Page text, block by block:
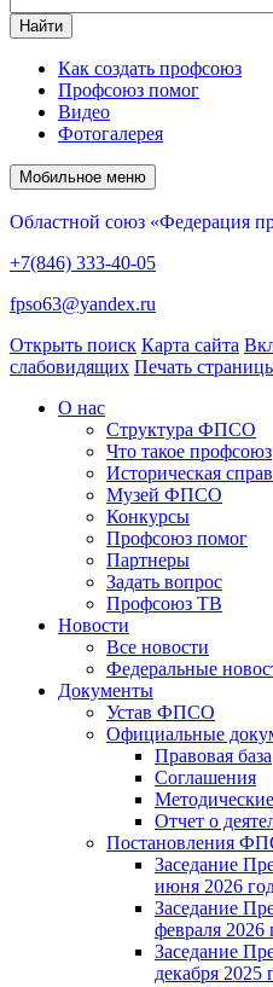
Найти
Как создать профсоюз
Профсоюз помог
Видео
Фотогалерея
Мобильное меню
Областной союз «Федерация
+7(846) 333-40-05
fpso63@yandex.ru
Открыть поиск Карта сайта
слабовидящих Печать
О нас
Структура ФПСО
Что такое профсоюз
Историческая
Музей ФПСО
Конкурсы
Профсоюз помог
Партнеры
Задать вопрос
Профсоюз ТВ
Новости
Все новости
Федеральные
Документы
Устав ФПСО
Официальные
Правовая база
Соглашения
Отчет о
Постановления
Заседание
июня 2026
Заседание
февраля 2026
Заседание
декабря 2025